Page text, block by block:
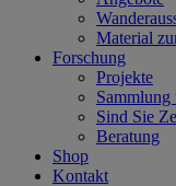
Material
Forschung
Projekte
Sind Sie
Beratung
Shop
Kontakt